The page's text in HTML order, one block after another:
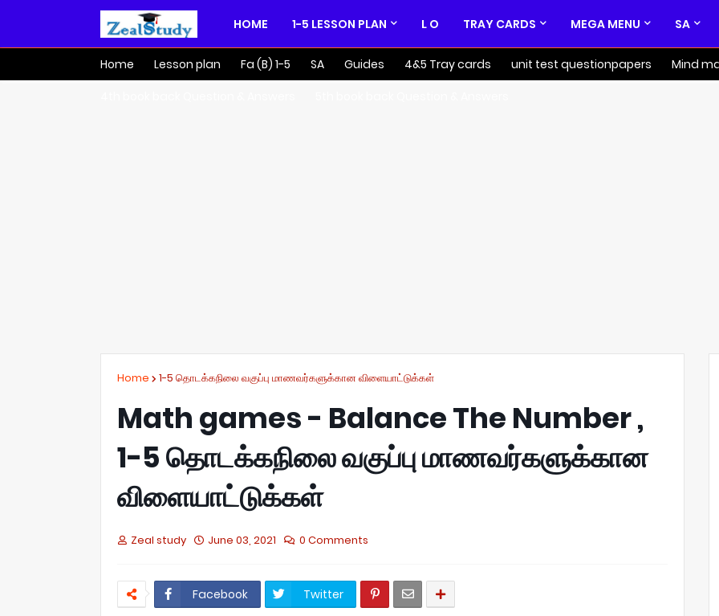
HOME 1-5 LESSON PLAN L O TRAY CARDS MEGA MENU SA
Home Lesson plan Fa (B) 1-5 SA Guides 4&5 Tray cards unit test questionpapers Mind
Home 1-5 தொடக்கநிலை வகுப்பு மாணவர்களுக்கான விளையாட்டுக்கள்
Math games - Balance The Number ,
1-5 தொடக்கநிலை வகுப்பு மாணவர்களுக்கான
விளையாட்டுக்கள்
Zeal study June 03, 2021 0 Comments
Facebook Twitter